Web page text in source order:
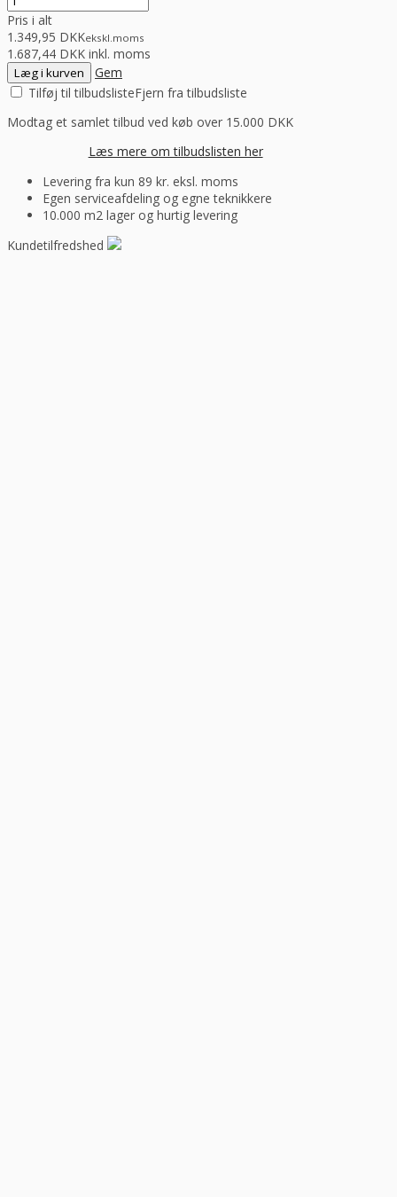
Pris i alt
1.349,95 DKKekskl. moms
1.687,44 DKK inkl. moms
Læg i kurven
Gem
Tilføj til tilbudslisteFjern fra tilbudsliste
Modtag et samlet tilbud ved køb over 15.000 DKK
Læs mere om tilbudslisten her
Levering fra kun 89 kr. eksl. moms
Egen serviceafdeling og egne teknikkere
10.000 m2 lager og hurtig levering
Kundetilfredshed